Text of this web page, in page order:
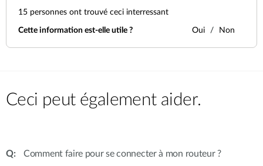
15 personnes ont trouvé ceci interressant
Cette information est-elle utile ? Oui Non
Ceci peut également aider.
Comment faire pour se connecter à mon routeur ?